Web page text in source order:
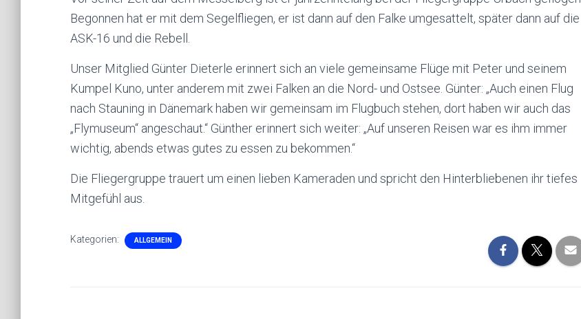
Begonnen hat er mit dem Segelfliegen, er ist dann auf den Falke umgesattelt, später dann auf die
ASK-16 und die Rebell.
Unser Mitglied Günter Dieterle erinnert sich an viele gemeinsame Flüge mit Peter und seinem
Kumpel Kuno, unter anderem mit zwei Falken an die Nord- und Ostsee. Günter: „Auch einen Flug
nach Stauning in Dänemark haben wir gemeinsam im Flugbuch stehen, dort haben wir auch das
„Flymuseum“ angeschaut.“ Günther erinnert sich weiter: „Auf unseren Reisen war es ihm immer
wichtig, abends etwas gutes zu essen zu bekommen.“
Die Fliegergruppe trauert um einen lieben Kameraden und spricht den Hinterbliebenen ihr tiefes
Mitgefühl aus.
Kategorien: ALLGEMEIN